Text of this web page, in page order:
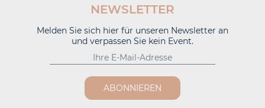
NEWSLETTER
Melden Sie sich hier für unseren Newsletter an
und verpassen Sie kein Event.
ABONNIEREN